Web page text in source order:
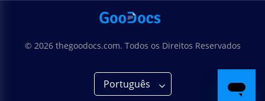
© 2026 thegoodocs.com. Todos os Direitos Reservados
Português